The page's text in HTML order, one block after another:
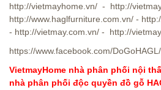
http://vietmayhome.vn/ - http://
http://www.haglfurniture.com.vn/ -
- http://vietmay.com.vn/ - http://
https://www.facebook.com/DoGoHAGL/
VietmayHome nhà phân phối nội
nhà phân phối độc quyền đồ gỗ